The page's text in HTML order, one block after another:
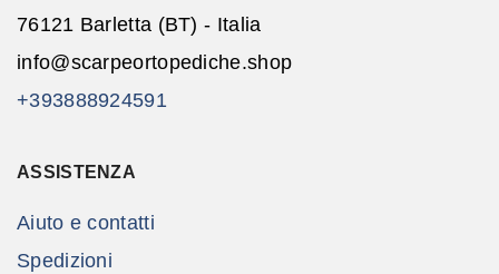
76121 Barletta (BT) - Italia
info@scarpeortopediche.shop
+393888924591
ASSISTENZA
Aiuto e contatti
Spedizioni